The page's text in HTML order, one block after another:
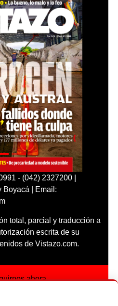
- (042) 2327200 |
Boyacá | Email:
total, parcial y traducción a
escrita de su
de Vistazo.com.
ahora